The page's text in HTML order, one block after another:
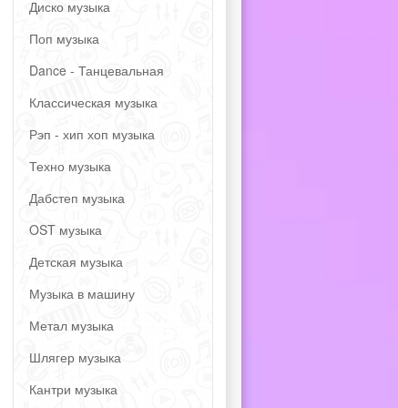
Диско музыка
Поп музыка
Dance - Танцевальная
Классическая музыка
Рэп - хип хоп музыка
Техно музыка
Дабстеп музыка
OST музыка
Детская музыка
Музыка в машину
Метал музыка
Шлягер музыка
Кантри музыка